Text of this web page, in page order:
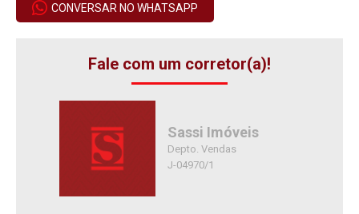
CONVERSAR NO WHATSAPP
Fale com um corretor(a)!
Sassi Imóveis
Depto. Vendas
J-04970/1